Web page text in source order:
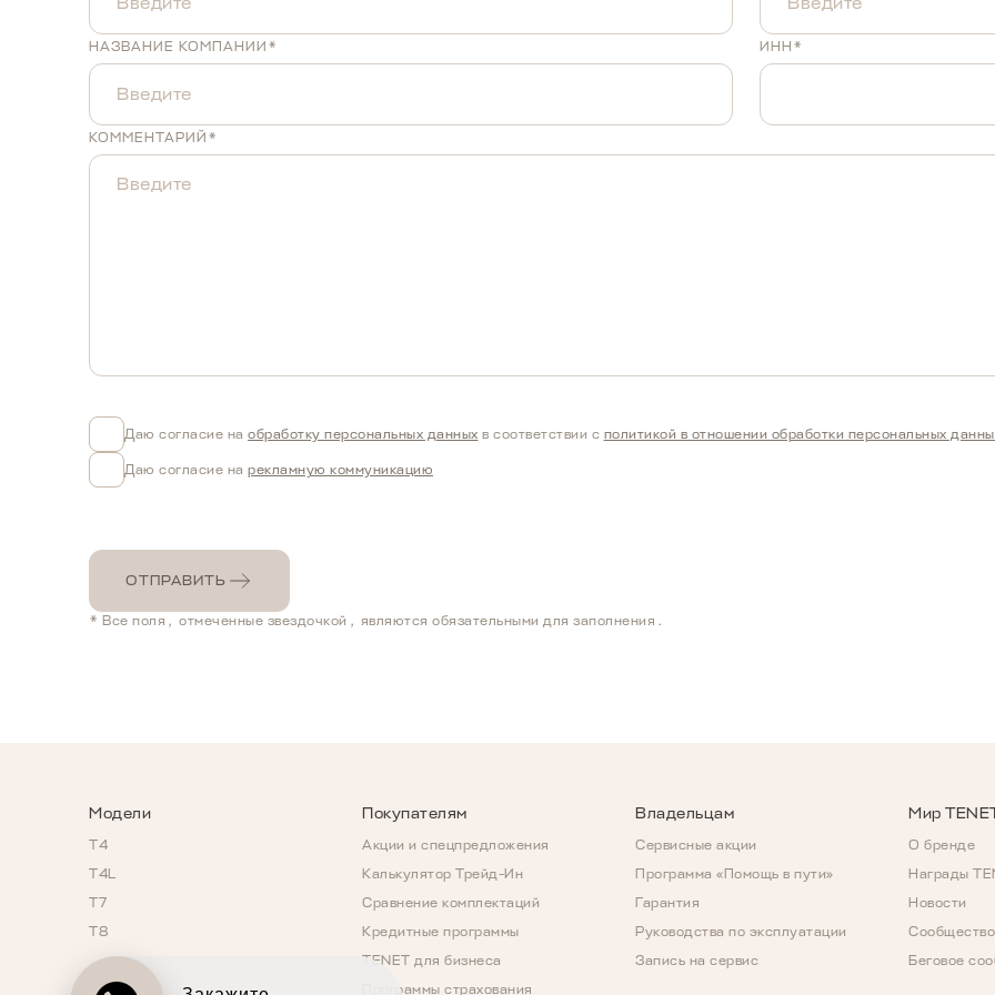
НАЗВАНИЕ КОМПАНИИ* ИНН*
КОММЕНТАРИЙ*
Даю согласие на обработку персональных данных в соответствии с политикой в отношении обработки персональных
Даю согласие на рекламную коммуникацию
ОТПРАВИТЬ
* Все поля, отмеченные звездочкой, являются обязательными для заполнения.
Модели
T4
T4L
T7
T8
Покупателям
Акции и спецпредложения
Калькулятор Трейд-Ин
Сравнение комплектаций
Кредитные программы
TENET для бизнеса
Программы страхования
Владельцам
Сервисные акции
Программа «Помощь в пути»
Гарантия
Руководства по эксплуатации
Запись на сервис
Мир
О бренде
Награды
Новости
Беговое